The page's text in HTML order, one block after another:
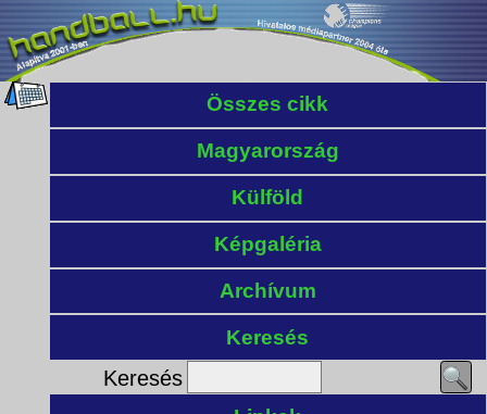
Összes cikk
Magyarország
Külföld
Képgaléria
Archívum
Keresés
Keresés